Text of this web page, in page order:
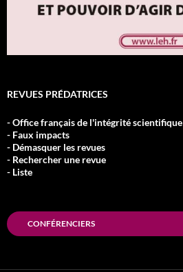
REVUES PRÉDATRICES
- Office français de l'intégrité scientifique
- Faux impacts
- Démasquer les revues
- Rechercher une revue
- Liste
CONFÉRENCIERS